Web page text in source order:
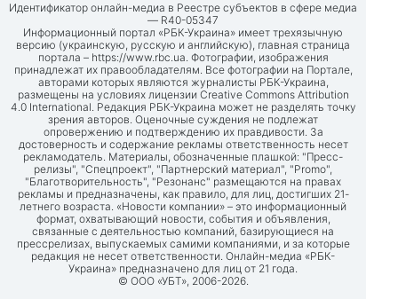
Идентификатор онлайн-медиа в Реестре субъектов в сфере медиа
— R40-05347
Информационный портал «РБК-Украина» имеет трехязычную
версию (украинскую, русскую и английскую), главная страница
портала – https://www.rbc.ua. Фотографии, изображения
принадлежат их правообладателям. Все фотографии на Портале,
авторами которых являются журналисты РБК-Украина,
размещены на условиях лицензии Creative Commons Attribution
4.0 International. Редакция РБК-Украина может не разделять точку
зрения авторов. Оценочные суждения не подлежат
опровержению и подтверждению их правдивости. За
достоверность и содержание рекламы ответственность несет
рекламодатель. Материалы, обозначенные плашкой: "Пресс-
релизы", "Спецпроект", "Партнерский материал", "Promo",
"Благотворительность", "Резонанс" размещаются на правах
рекламы и предназначены, как правило, для лиц, достигших 21-
летнего возраста. «Новости компании» – это информационный
формат, охватывающий новости, события и объявления,
связанные с деятельностью компаний, базирующиеся на
прессрелизах, выпускаемых самими компаниями, и за которые
редакция не несет ответственности. Онлайн-медиа «РБК-
Украина» предназначено для лиц от 21 года.
© ООО «УБТ», 2006-2026.